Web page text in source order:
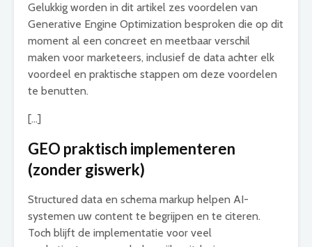
Gelukkig worden in dit artikel zes voordelen van
Generative Engine Optimization besproken die op dit
moment al een concreet en meetbaar verschil
maken voor marketeers, inclusief de data achter elk
voordeel en praktische stappen om deze voordelen
te benutten.
[…]
GEO praktisch implementeren
(zonder giswerk)
Structured data en schema markup helpen AI-
systemen uw content te begrijpen en te citeren.
Toch blijft de implementatie voor veel